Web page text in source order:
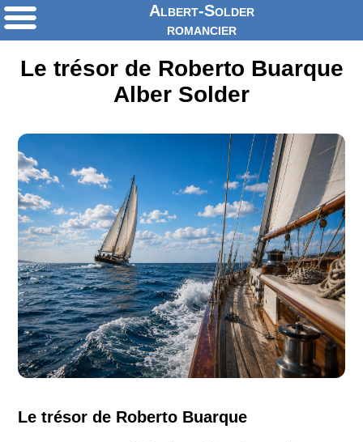
Albert-Solder
romancier
Le trésor de Roberto Buarque
Alber Solder
Le trésor de Roberto Buarque